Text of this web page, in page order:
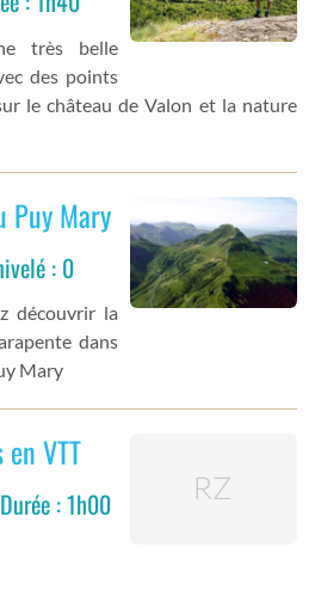
très belle
des points
le château de Valon et la nature
Puy Mary
: 0
découvrir la
dans
Mary
VTT
: 1h00